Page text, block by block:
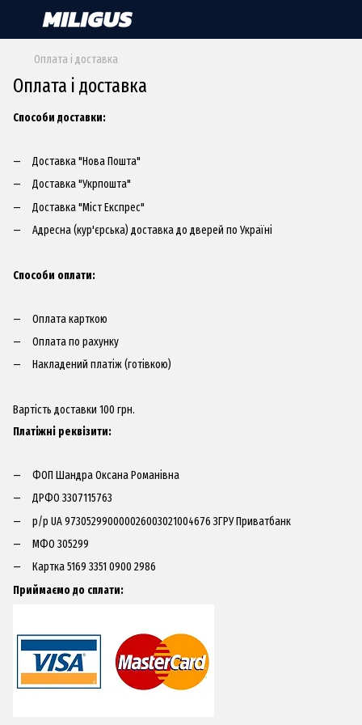
Оплата і доставка
Оплата і доставка
Способи доставки:​
Доставка "Нова Пошта"
Доставка "Укрпошта"
Доставка "Міст Експрес"
Адресна (кур'єрська) доставка до дверей по Україні​
Способи оплати:
Оплата карткою
Оплата по рахунку
Накладений платіж (готівкою)
Вартість доставки 100 грн.​
Платіжні реквізити:
ФОП Шандра Оксана Романівна
ДРФО 3307115763
р/р UA 973052990000026003021004676 ЗГРУ Приватбанк
МФО 305299
Картка 5169 3351 0900 2986
Приймаємо до сплати: